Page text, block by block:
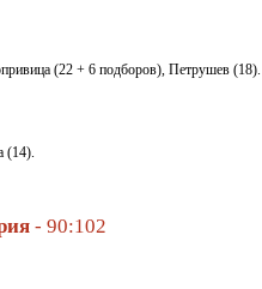
(22 + 6 подборов), Петрушев (18).
(14).
- 90:102